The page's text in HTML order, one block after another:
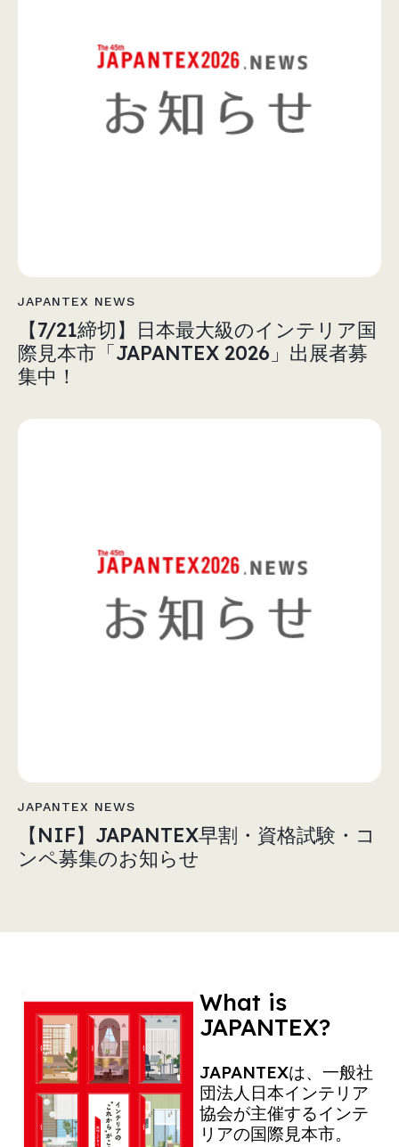
JAPANTEX NEWS
【7/21締切】日本最大級のインテリア国
際見本市「JAPANTEX 2026」出展者募
集中！
JAPANTEX NEWS
【NIF】JAPANTEX早割・資格試験・コ
ンペ募集のお知らせ
What is
JAPANTEX?
JAPANTEXは、一般社
団法人日本インテリア
協会が主催するインテ
リアの国際見本市。